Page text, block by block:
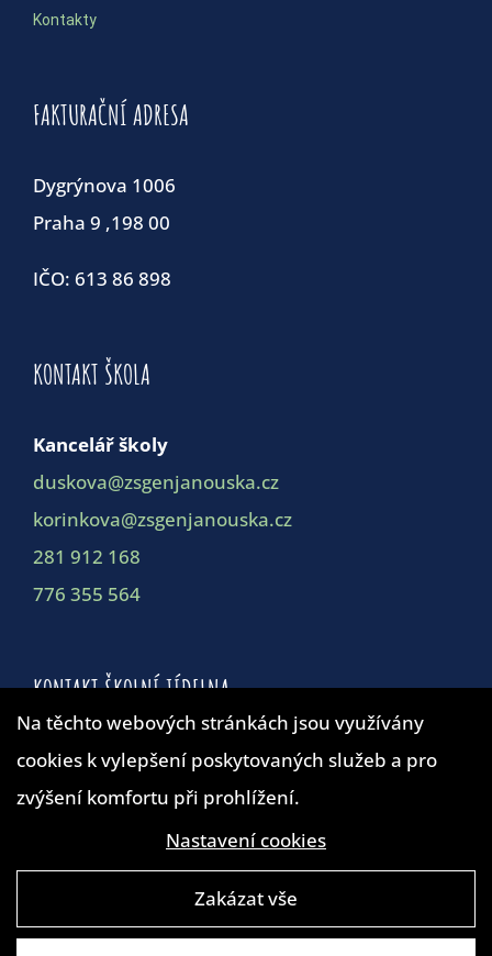
Kontakty
FAKTURAČNÍ ADRESA
Dygrýnova 1006
Praha 9 ,198 00
IČO: 613 86 898
KONTAKT ŠKOLA
Kancelář školy
duskova@zsgenjanouska.cz
korinkova@zsgenjanouska.cz
281 912 168
776 355 564
KONTAKT ŠKOLNÍ JÍDELNA
Školní jídelna
duskova@zsgenjanouska.cz
Na těchto webových stránkách jsou využívány
cookies k vylepšení poskytovaných služeb a pro
zvýšení komfortu při prohlížení.
Nastavení cookies
Zakázat vše